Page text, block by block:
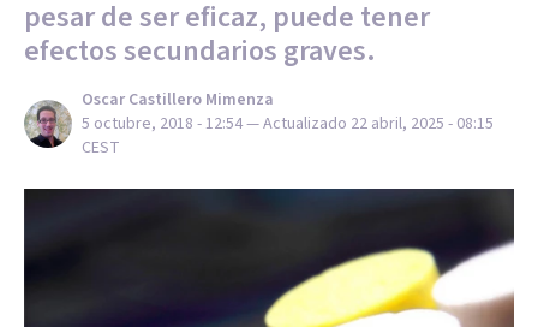
pesar de ser eficaz, puede tener
efectos secundarios graves.
Oscar Castillero Mimenza
5 octubre, 2018 - 12:54— Actualizado 22 abril, 2025 - 08:15
CEST